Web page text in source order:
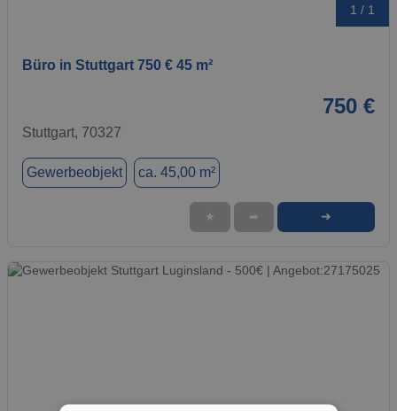
1 / 1
Büro in Stuttgart 750 € 45 m²
750 €
Stuttgart, 70327
Gewerbeobjekt ca. 45,00 m²
★ ➦ ➜